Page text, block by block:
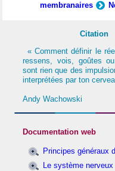
membranaires
Citation
« Comment définir le
ressens, vois, goûtes
sont rien que des
interprétées par ton
Andy Wachowski
Documentation web
Principes généraux
Le système nerveux